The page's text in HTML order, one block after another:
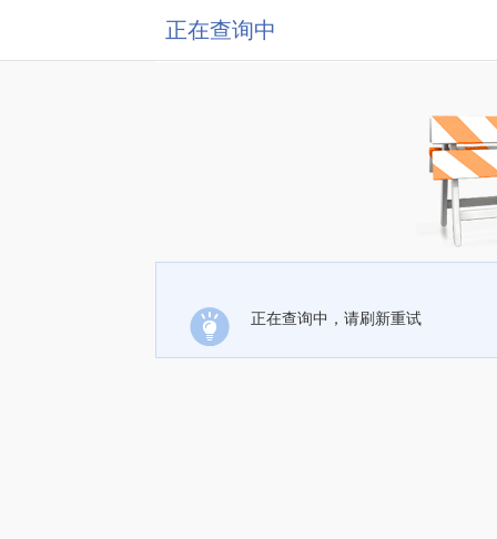
正在查询中
正在查询中，请刷新重试